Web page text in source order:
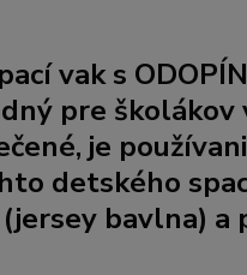
vak s
pre školákov
je
detského
bavlna) a